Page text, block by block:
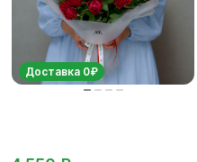
Доставка 0₽